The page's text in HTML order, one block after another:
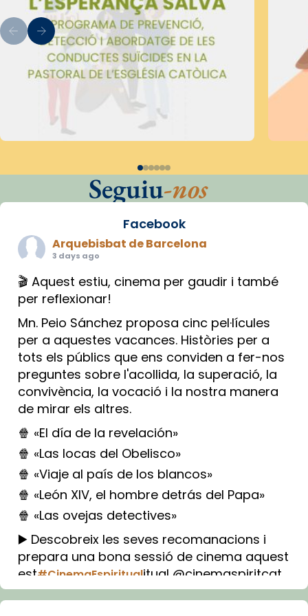
Seguiu-nos
Facebook
Arquebisbat de Barcelona
3 days ago
🎬 Aquest estiu, cinema per gaudir i també
per reflexionar!
Mn. Peio Sánchez proposa cinc pel·lícules
per a aquestes vacances. Històries per a
tots els públics que ens conviden a fer-nos
preguntes sobre l'acollida, la superació, la
convivència, la vocació i la nostra manera
de mirar els altres.
🍿 «El día de la revelación»
🍿 «Las locas del Obelisco»
🍿 «Viaje al país de los blancos»
🍿 «León XIV, el hombre detrás del Papa»
🍿 «Las ovejas detectives»
▶️ Descobreix les seves recomanacions i
prepara una bona sessió de cinema aquest
est#CinemaEspiritualitual @cinemaspiritcat
Imatge: Generada amb IA (OpenAI)